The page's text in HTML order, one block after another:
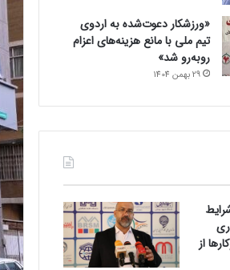
«ورزشکار دعوت‌شده به اردوی
تیم ملی با مانع هزینه‌های اعزام
روبه‌رو شد»
29 بهمن 1404
از